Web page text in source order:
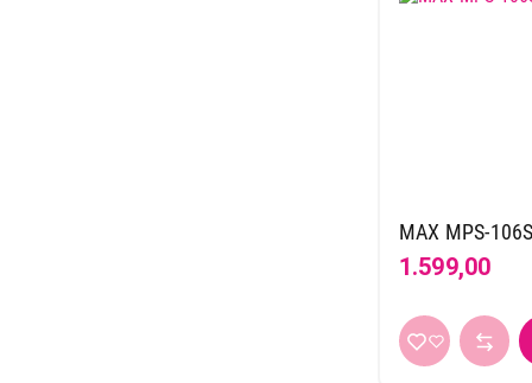
MAX MPS-
1.599,00